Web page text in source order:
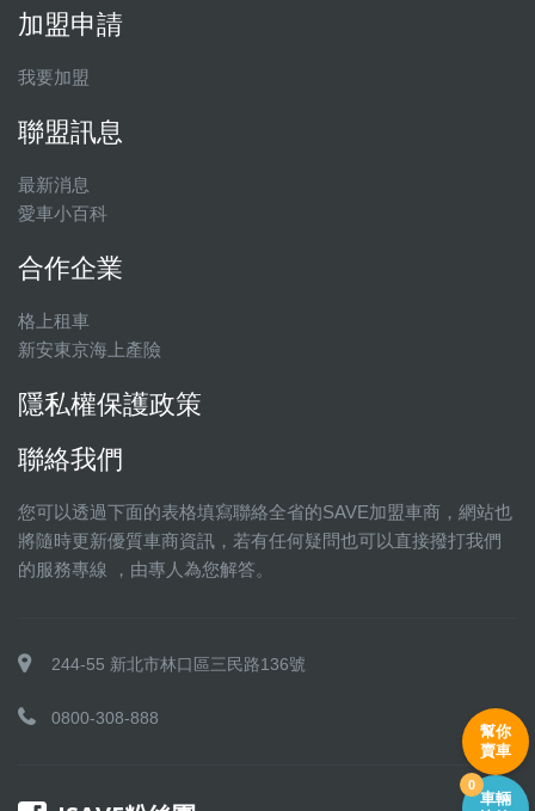
加盟申請
我要加盟
聯盟訊息
最新消息
愛車小百科
合作企業
格上租車
新安東京海上產險
隱私權保護政策
聯絡我們
您可以透過下面的表格填寫聯絡全省的SAVE加盟車商，網站也
將隨時更新優質車商資訊，若有任何疑問也可以直接撥打我們
的服務專線 ，由專人為您解答。
244-55 新北市林口區三民路136號
0800-308-888
幫你
賣車
車輛
0